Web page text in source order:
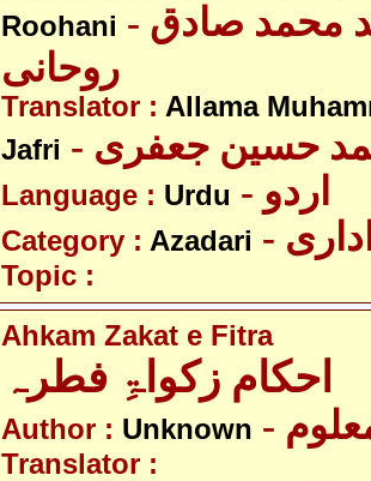
Roohani - آیت اللہ سید محمد صادق
روحانی
Translator : Allama
Jafri
حسین جعفری
Language : Urdu - اردو
Category : Azadari
Topic :
Ahkam Zakat e Fitra
احکام زکواۃِ فطرہ
Author : Unknown معلوم
Translator :